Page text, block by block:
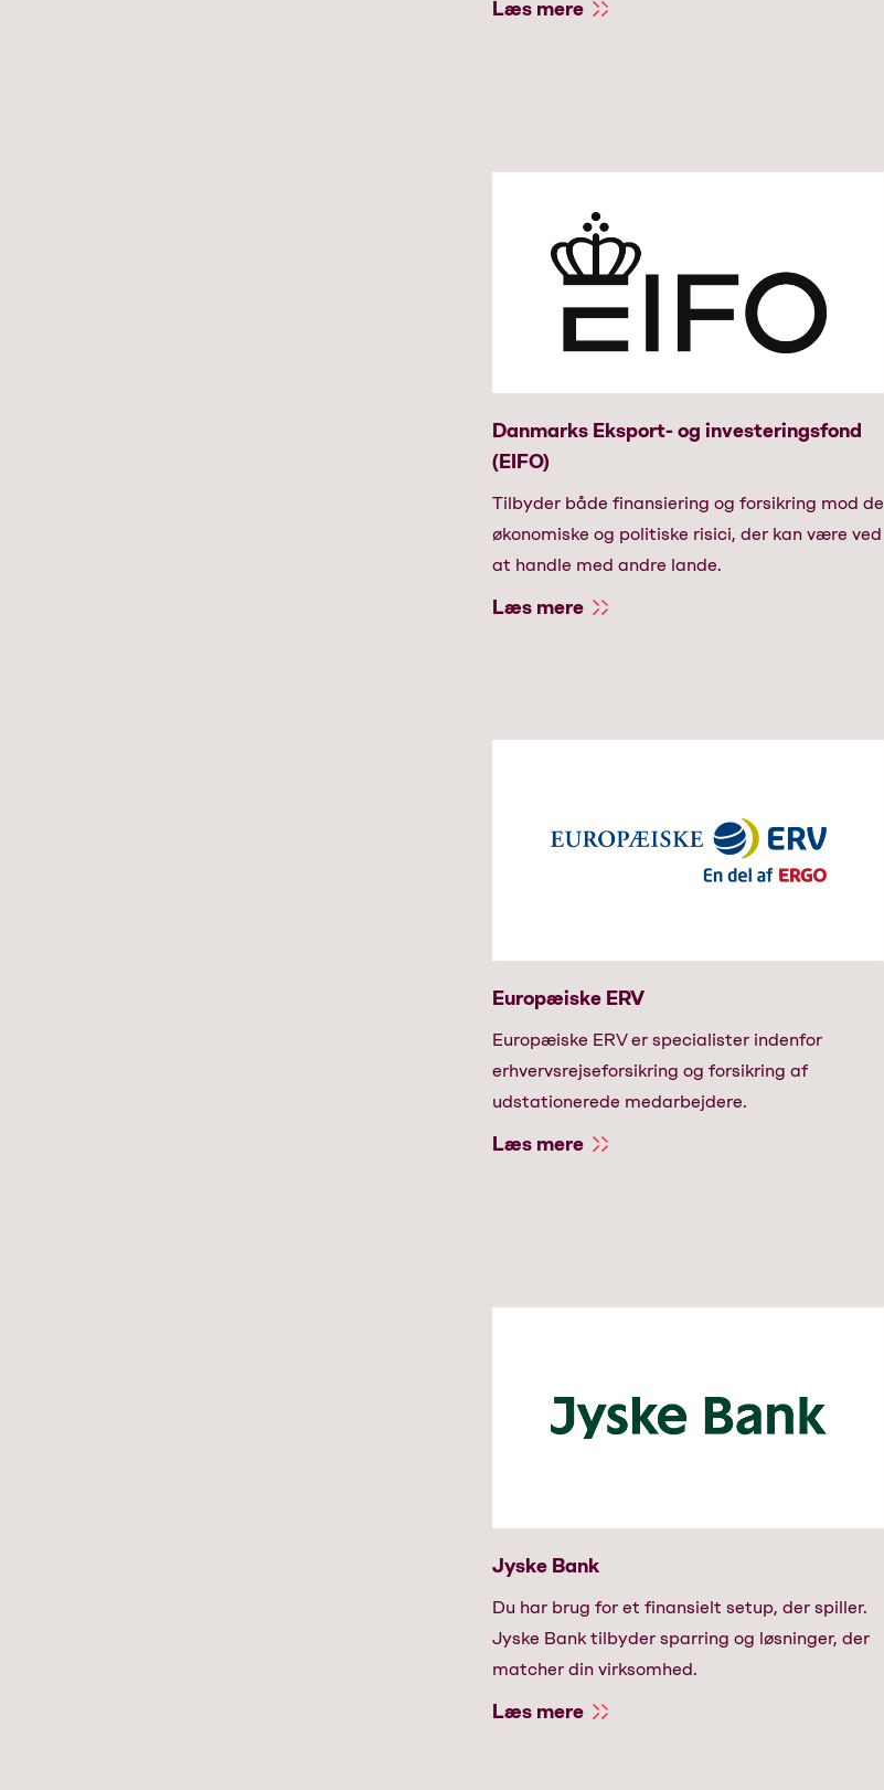
Læs mere
Danmarks Eksport- og investeringsfond
(EIFO)
Tilbyder både finansiering og forsikring mod de
økonomiske og politiske risici, der kan være ved
at handle med andre lande.
Læs mere
Europæiske ERV
Europæiske ERV er specialister indenfor
erhvervsrejseforsikring og forsikring af
udstationerede medarbejdere.
Læs mere
Jyske Bank
Du har brug for et finansielt setup, der spiller.
Jyske Bank tilbyder sparring og løsninger, der
matcher din virksomhed.
Læs mere